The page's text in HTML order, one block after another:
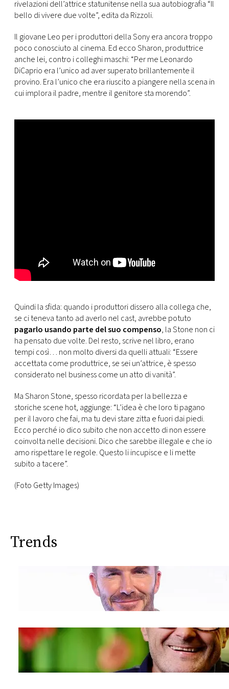
CONSIGLIA
rivelazioni dell’attrice statunitense nella sua autobiografia “Il
bello di vivere due volte”, edita da Rizzoli.
Il giovane Leo per i produttori della Sony era ancora troppo
poco conosciuto al cinema. Ed ecco Sharon, produttrice
anche lei, contro i colleghi maschi: “Per me Leonardo
DiCaprio era l’unico ad aver superato brillantemente il
provino. Era l’unico che era riuscito a piangere nella scena in
cui implora il padre, mentre il genitore sta morendo”.
Quindi la sfida: quando i produttori dissero alla collega che,
se ci teneva tanto ad averlo nel cast, avrebbe potuto
pagarlo usando parte del suo compenso, la Stone non ci
ha pensato due volte. Del resto, scrive nel libro, erano
tempi così… non molto diversi da quelli attuali: “Essere
accettata come produttrice, se sei un’attrice, è spesso
considerato nel business come un atto di vanità”.
Ma Sharon Stone, spesso ricordata per la bellezza e
storiche scene hot, aggiunge: “L’idea è che loro ti pagano
per il lavoro che fai, ma tu devi stare zitta e fuori dai piedi.
Ecco perché io dico subito che non accetto di non essere
coinvolta nelle decisioni. Dico che sarebbe illegale e che io
amo rispettare le regole. Questo li incupisce e li mette
subito a tacere”.
(Foto Getty Images)
Trends